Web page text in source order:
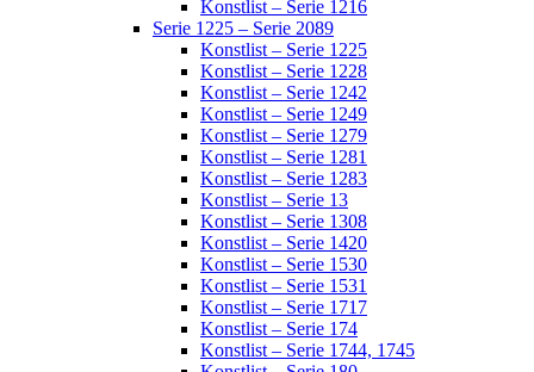
Konstlist – Serie 1216
Serie 1225 – Serie 2089
Konstlist – Serie 1225
Konstlist – Serie 1228
Konstlist – Serie 1242
Konstlist – Serie 1249
Konstlist – Serie 1279
Konstlist – Serie 1281
Konstlist – Serie 1283
Konstlist – Serie 13
Konstlist – Serie 1308
Konstlist – Serie 1420
Konstlist – Serie 1530
Konstlist – Serie 1531
Konstlist – Serie 1717
Konstlist – Serie 174
Konstlist – Serie 1744, 1745